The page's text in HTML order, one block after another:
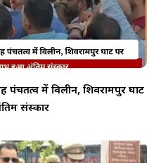
पंचतत्व में विलीन, शिवरामपुर घाट
संस्कार